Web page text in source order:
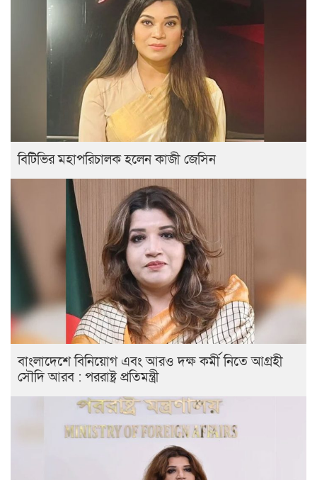
বিটিভির মহাপরিচালক হলেন কাজী জেসিন
বাংলাদেশে বিনিয়োগ এবং আরও দক্ষ কর্মী নিতে আগ্রহী
সৌদি আরব : পররাষ্ট্র প্রতিমন্ত্রী